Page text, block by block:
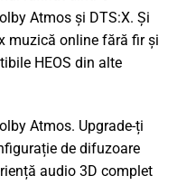
Atmos și DTS:X. Și
muzică online fără fir și
HEOS din alte
Atmos. Upgrade-ți
de difuzoare
audio 3D complet